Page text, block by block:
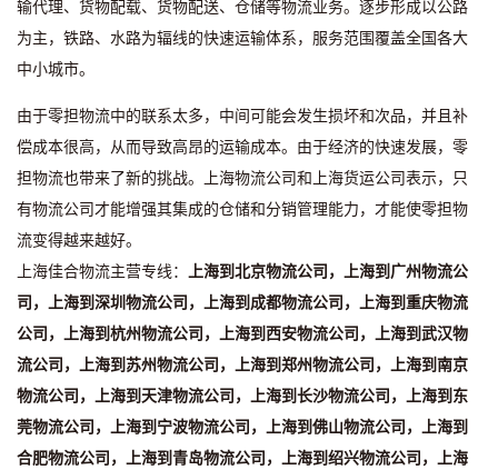
输代理、货物配载、货物配送、仓储等物流业务。逐步形成以公路
为主，铁路、水路为辐线的快速运输体系，服务范围覆盖全国各大
中小城市。
由于零担物流中的联系太多，中间可能会发生损坏和次品，并且补
偿成本很高，从而导致高昂的运输成本。由于经济的快速发展，零
担物流也带来了新的挑战。上海物流公司和上海货运公司表示，只
有物流公司才能增强其集成的仓储和分销管理能力，才能使零担物
流变得越来越好。
上海佳合物流主营专线： 上海到北京物流公司，上海到广州物流公
司，上海到深圳物流公司，上海到成都物流公司，上海到重庆物流
公司，上海到杭州物流公司，上海到西安物流公司，上海到武汉物
流公司，上海到苏州物流公司，上海到郑州物流公司，上海到南京
物流公司，上海到天津物流公司，上海到长沙物流公司，上海到东
莞物流公司，上海到宁波物流公司，上海到佛山物流公司，上海到
合肥物流公司，上海到青岛物流公司，上海到绍兴物流公司，上海